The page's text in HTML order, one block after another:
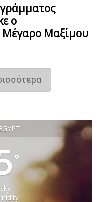
ο
Μαξίμου
°